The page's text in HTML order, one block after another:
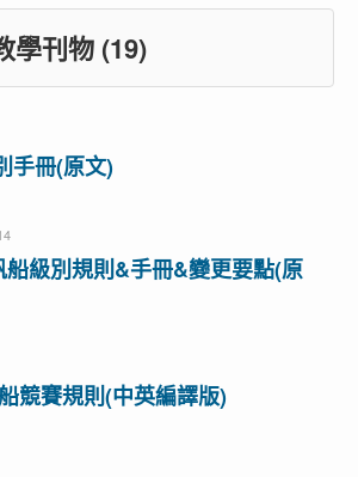
藥 教練裁判公告專區
首頁 關於本會 船型資訊
學刊物 (19)
手冊(原文)
級別規則&手冊&變更要點(原
競賽規則(中英編譯版)